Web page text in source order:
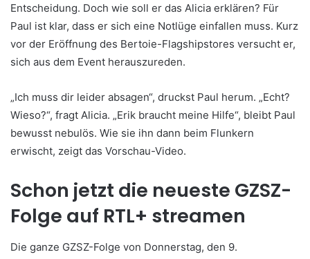
Entscheidung. Doch wie soll er das Alicia erklären? Für
Paul ist klar, dass er sich eine Notlüge einfallen muss. Kurz
vor der Eröffnung des Bertoie-Flagshipstores versucht er,
sich aus dem Event herauszureden.
„Ich muss dir leider absagen“, druckst Paul herum. „Echt?
Wieso?“, fragt Alicia. „Erik braucht meine Hilfe“, bleibt Paul
bewusst nebulös. Wie sie ihn dann beim Flunkern
erwischt, zeigt das Vorschau-Video.
Schon jetzt die neueste GZSZ-
Folge auf RTL+ streamen
Die ganze GZSZ-Folge von Donnerstag, den 9.